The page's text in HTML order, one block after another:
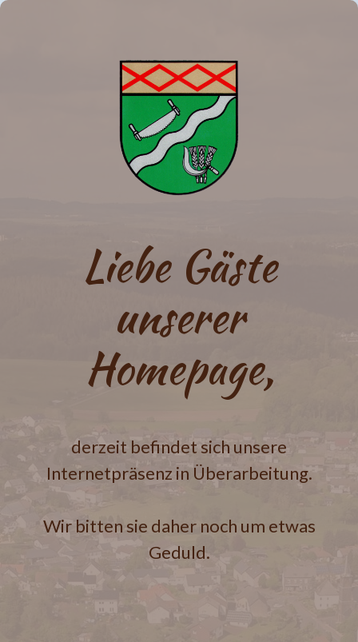
Liebe Gäste
unserer
Homepage,
derzeit befindet sich unsere
Internetpräsenz in Überarbeitung.
Wir bitten sie daher noch um etwas
Geduld.